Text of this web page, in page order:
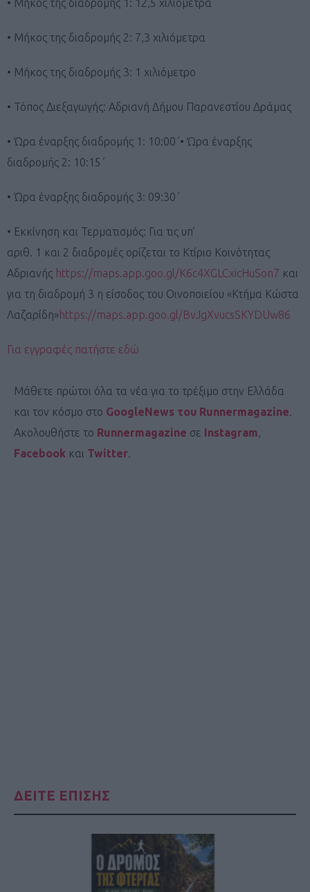
• Μήκος της διαδρομής 1: 12,5 χιλιόμετρα
• Μήκος της διαδρομής 2: 7,3 χιλιόμετρα
• Μήκος της διαδρομής 3: 1 χιλιόμετρο
• Τόπος Διεξαγωγής: Αδριανή Δήμου Παρανεστίου Δράμας
• Ώρα έναρξης διαδρομής 1: 10:00΄• Ώρα έναρξης
διαδρομής 2: 10:15΄
• Ώρα έναρξης διαδρομής 3: 09:30΄
• Εκκίνηση και Τερματισμός: Για τις υπ’
αριθ. 1 και 2 διαδρομές ορίζεται το Κτίριο Κοινότητας
Αδριανής https://maps.app.goo.gl/K6c4XGLCxicHuSon7 και
για τη διαδρομή 3 η είσοδος του Οινοποιείου «Κτήμα Κώστα
Λαζαρίδη» https://maps.app.goo.gl/BvJgXvucsSKYDUw86
Για εγγραφές πατήστε εδώ
Μάθετε πρώτοι όλα τα νέα για το τρέξιμο στην Ελλάδα
και τον κόσμο στο GoogleNews του Runnermagazine.
Ακολουθήστε το Runnermagazine σε Instagram,
Facebook και Twitter.
ΔΕΙΤΕ ΕΠΙΣΗΣ